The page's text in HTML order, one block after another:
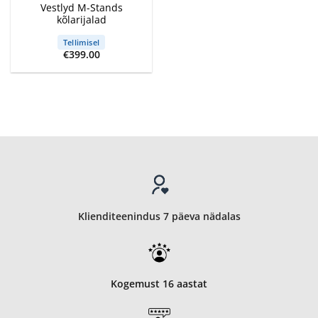
Vestlyd M-Stands
kõlarijalad
Tellimisel
€399.00
Klienditeenindus 7 päeva nädalas
Kogemust 16 aastat